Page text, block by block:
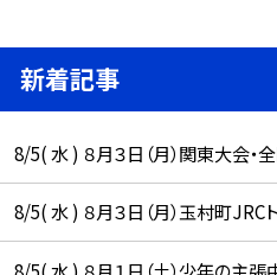
新着記事
8/5( 水 ) ８月３日（月）関東大会・
8/5( 水 ) ８月３日（月）玉村町JRC